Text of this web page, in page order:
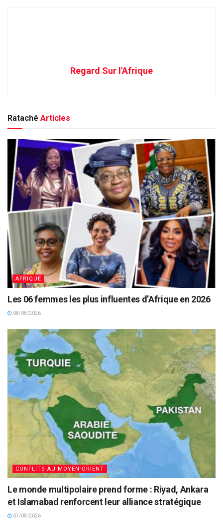
Regard Sur l'Afrique
Rataché Articles
AFRIQUE
Les 06 femmes les plus influentes d’Afrique en 2026
08/08/2026
CONFLITS AU MOYEN-ORIENT
Le monde multipolaire prend forme : Riyad, Ankara
et Islamabad renforcent leur alliance stratégique
07/08/2026